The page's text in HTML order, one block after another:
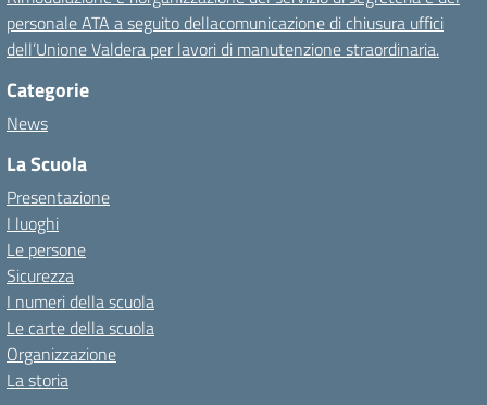
personale ATA a seguito dellacomunicazione di chiusura uffici
dell’Unione Valdera per lavori di manutenzione straordinaria.
Categorie
News
La Scuola
Presentazione
I luoghi
Le persone
Sicurezza
I numeri della scuola
Le carte della scuola
Organizzazione
La storia